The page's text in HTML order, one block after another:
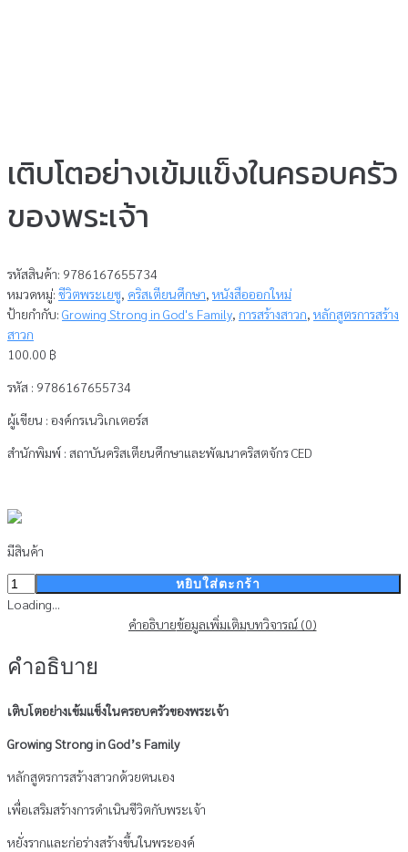
เติบโตอย่างเข้มแข็งในครอบครัว
ของพระเจ้า
รหัสสินค้า: 9786167655734
หมวดหมู่: ชีวิตพระเยซู, คริสเตียนศึกษา, หนังสือออกใหม่
ป้ายกำกับ: Growing Strong in God's Family, การสร้างสาวก, หลักสูตรการสร้าง
สาวก
100.00 ฿
รหัส : 9786167655734
ผู้เขียน : องค์กรเนวิเกเตอร์ส
สำนักพิมพ์ : สถาบันคริสเตียนศึกษาและพัฒนาคริสตจักร CED
มีสินค้า
จำนวน
เติบโต
แข็ง
ครอบครัว
พระเจ้า
หยิบใส่ตะกร้า
Loading...
คำอธิบายข้อมูลเพิ่มเติมบทวิจารณ์ (0)
คำอธิบาย
เติบโตอย่างเข้มแข็งในครอบครัวของพระเจ้า
Growing Strong in God’s Family
หลักสูตรการสร้างสาวกด้วยตนเอง
เพื่อเสริมสร้างการดำเนินชีวิตกับพระเจ้า
หยั่งรากและก่อร่างสร้างขึ้นในพระองค์